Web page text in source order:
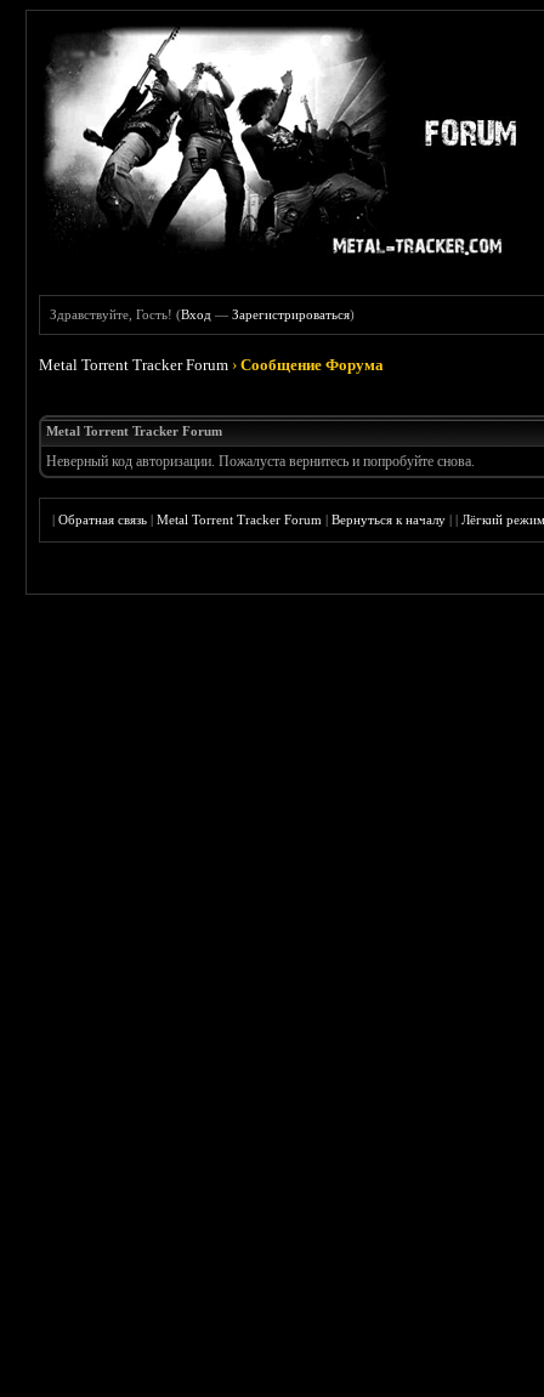
Здравствуйте, Гость! (Вход —Зарегистрироваться)
Metal Torrent Tracker Forum ›Сообщение Форума
Metal Torrent Tracker Forum
Неверный код авторизации. Пожалуста вернитесь и попробуйте снова.
|Обратная связь |Metal Torrent Tracker Forum |Вернуться к началу ||Лёгкий